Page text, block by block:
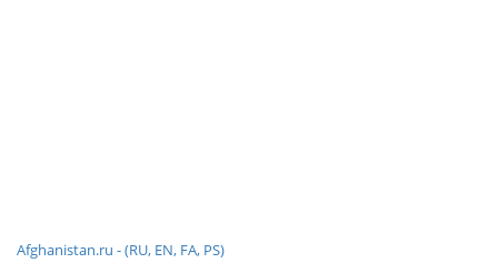
Afghanistan.ru - (RU, EN, FA, PS)